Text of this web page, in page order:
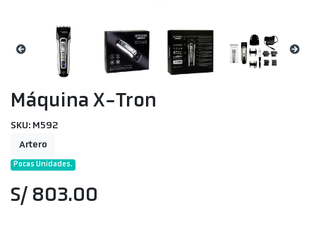
Máquina X-Tron
SKU: M592
Artero
Pocas Unidades.
S/ 803.00